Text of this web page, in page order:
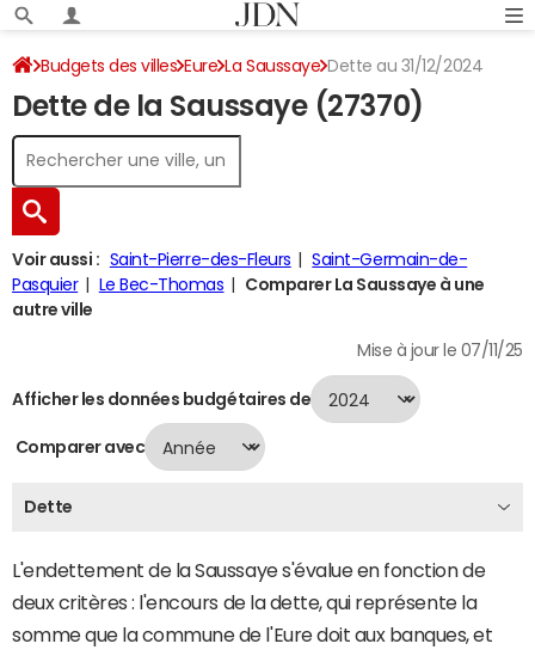
Budgets des villes Eure La Saussaye Dette au 31/12/2024
Dette de la Saussaye (27370)
Voir aussi : Saint-Pierre-des-Fleurs
Saint-Germain-de-
Pasquier
Le Bec-Thomas
Comparer La Saussaye à une
autre ville
Mise à jour le 07/11/25
Afficher les données budgétaires de
Comparer avec
Dette
L'endettement de la Saussaye s'évalue en fonction de
deux critères : l'encours de la dette, qui représente la
somme que la commune de l'Eure doit aux banques, et